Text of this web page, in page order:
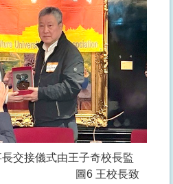
接儀式由王子奇校長監
校長致